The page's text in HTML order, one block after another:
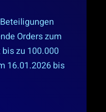
Orders zum
zu 100.000
16.01.2026 bis